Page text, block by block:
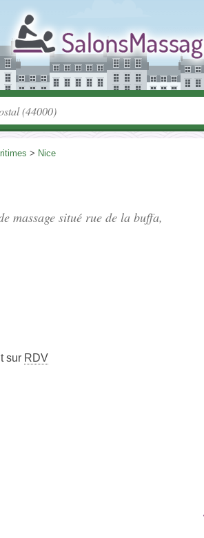
> Nice
massage situé rue de la buffa,
sur RDV